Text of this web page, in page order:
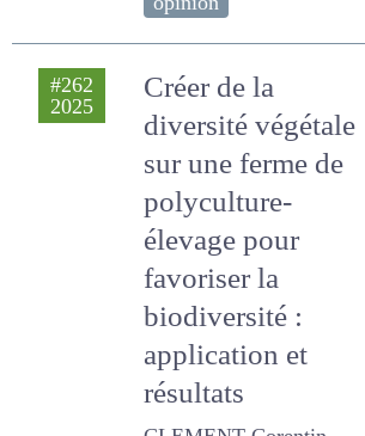
opinion
#262
2025
Créer de la diversité
végétale sur une
ferme de
polyculture-
élevage pour
favoriser la
biodiversité :
application et
résultats